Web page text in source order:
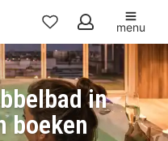
Mijn
favorieten
menu
in
boeken